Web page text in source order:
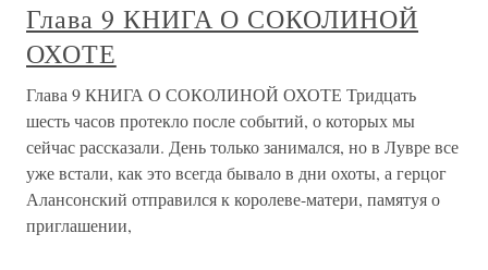
Глава 9 КНИГА О СОКОЛИНОЙ
ОХОТЕ
Глава 9 КНИГА О СОКОЛИНОЙ ОХОТЕ Тридцать
шесть часов протекло после событий, о которых мы
сейчас рассказали. День только занимался, но в Лувре все
уже встали, как это всегда бывало в дни охоты, а герцог
Алансонский отправился к королеве-матери, памятуя о
приглашении,